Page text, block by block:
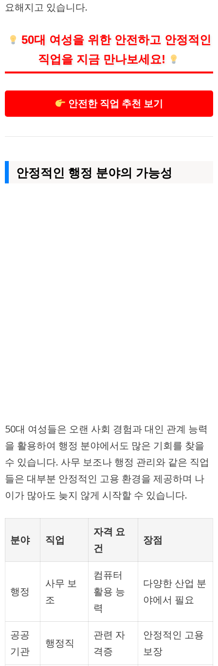
요해지고 있습니다.
50대 여성을 위한 안전하고 안정적인
직업을 지금 만나보세요!
안전한 직업 추천 보기
안정적인 행정 분야의 가능성
50대 여성들은 오랜 사회 경험과 대인 관계 능력
을 활용하여 행정 분야에서도 많은 기회를 찾을
수 있습니다. 사무 보조나 행정 관리와 같은 직업
들은 대부분 안정적인 고용 환경을 제공하며 나
이가 많아도 늦지 않게 시작할 수 있습니다.
분야 직업
자격 요
건
장점
행정
사무 보
조
컴퓨터
활용 능
력
다양한 산업 분
야에서 필요
공공
기관
행정직
관련 자
격증
안정적인 고용
보장